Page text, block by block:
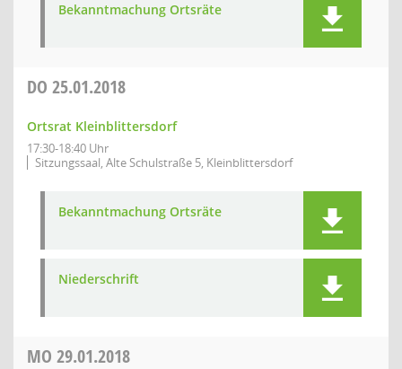
Bekanntmachung Ortsräte
DO 25.01.2018
Ortsrat Kleinblittersdorf
17:30-18:40 Uhr
Sitzungssaal, Alte Schulstraße 5, Kleinblittersdorf
Bekanntmachung Ortsräte
Niederschrift
MO 29.01.2018